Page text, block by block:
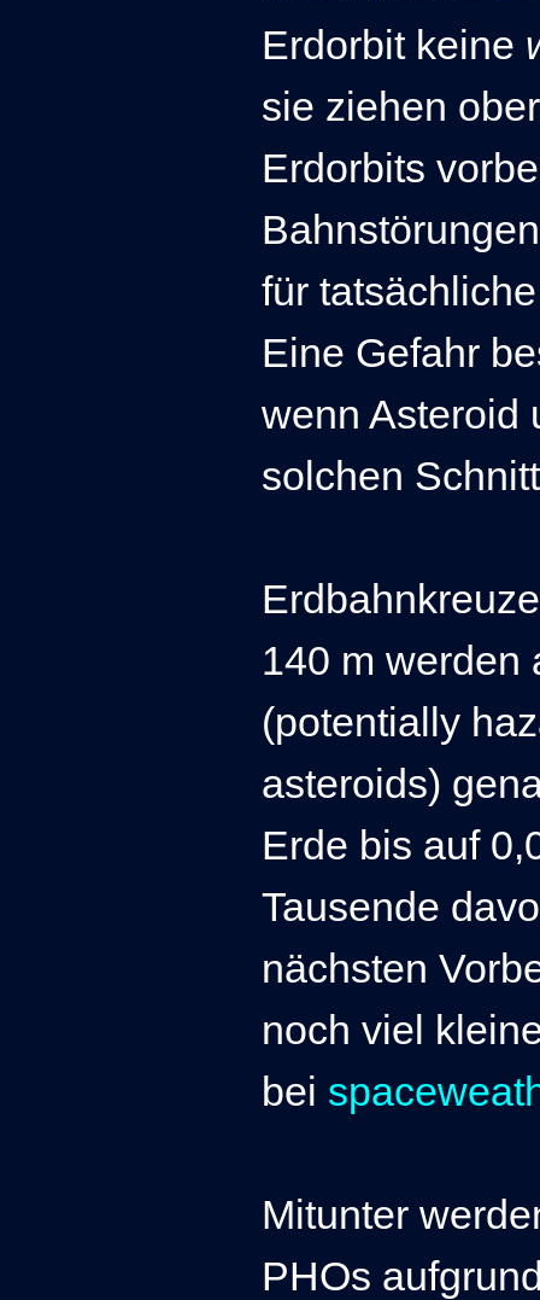
Erdorbit keine
sie ziehen
Erdorbits
für
Eine Gefahr
wenn Asteroid
solchen
140 m werden
(potentially
asteroids)
Erde bis auf
Tausende
nächsten
noch viel
bei
Mitunter
PHOs